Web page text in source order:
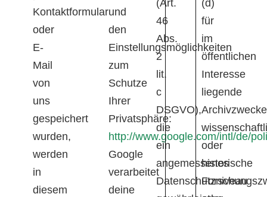
Kontaktformular
oder
E-
Mail
von
uns
gespeichert
wurden,
werden
in
diesem
und
den
Einstellungsmöglichkeiten
zum
Schutze
Ihrer
Privatsphäre:
http://www.google.com/intl/de/
Google
verarbeitet
deine
(Art.
46
Abs.
2
lit.
c
DSGVO),
die
ein
angemessenes
Datenschutzniveau
(d)
für
im
öffentlichen
Interesse
liegende
oder
historische